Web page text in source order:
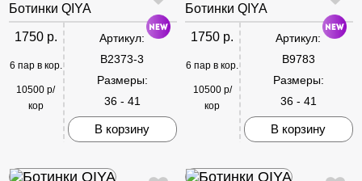
Ботинки QIYA
1750 р.
6 пар в кор.
10500 р/
кор
Артикул:
B2373-3
Размеры:
36 - 41
В корзину
Ботинки QIYA
1750 р.
6 пар в кор.
10500 р/
кор
Артикул:
B9783
Размеры:
36 - 41
В корзину